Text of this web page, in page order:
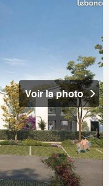
Voir la photo